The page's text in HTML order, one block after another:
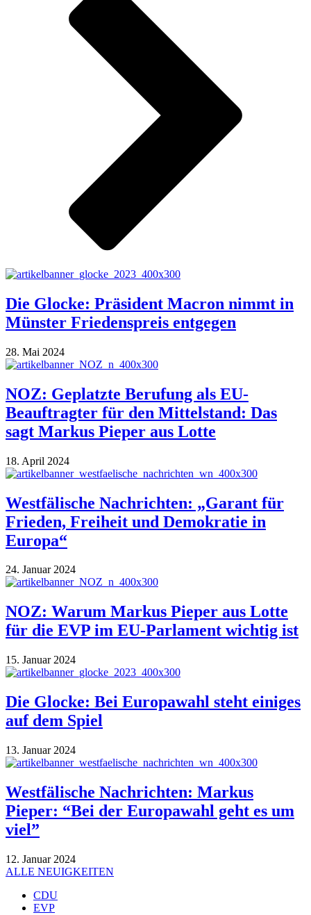
Die Glocke: Präsident Macron nimmt in
Münster Friedenspreis entgegen
28. Mai 2024
NOZ: Geplatzte Berufung als EU-
Beauftragter für den Mittelstand: Das
sagt Markus Pieper aus Lotte
18. April 2024
Westfälische Nachrichten: „Garant für
Frieden, Freiheit und Demokratie in
Europa“
24. Januar 2024
NOZ: Warum Markus Pieper aus Lotte
für die EVP im EU-Parlament wichtig ist
15. Januar 2024
Die Glocke: Bei Europawahl steht einiges
auf dem Spiel
13. Januar 2024
Westfälische Nachrichten: Markus
Pieper: “Bei der Europawahl geht es um
viel”
12. Januar 2024
ALLE NEUIGKEITEN
CDU
EVP